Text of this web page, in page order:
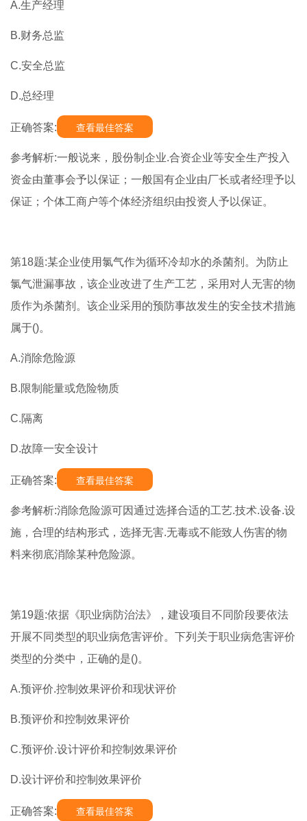
A.生产经理
B.财务总监
C.安全总监
D.总经理
正确答案: 查看最佳答案
参考解析:一般说来，股份制企业.合资企业等安全生产投入
资金由董事会予以保证；一般国有企业由厂长或者经理予以
保证；个体工商户等个体经济组织由投资人予以保证。
第18题:某企业使用氯气作为循环冷却水的杀菌剂。为防止
氯气泄漏事故，该企业改进了生产工艺，采用对人无害的物
质作为杀菌剂。该企业采用的预防事故发生的安全技术措施
属于()。
A.消除危险源
B.限制能量或危险物质
C.隔离
D.故障一安全设计
正确答案: 查看最佳答案
参考解析:消除危险源可因通过选择合适的工艺.技术.设备.设
施，合理的结构形式，选择无害.无毒或不能致人伤害的物
料来彻底消除某种危险源。
第19题:依据《职业病防治法》，建设项目不同阶段要依法
开展不同类型的职业病危害评价。下列关于职业病危害评价
类型的分类中，正确的是()。
A.预评价.控制效果评价和现状评价
B.预评价和控制效果评价
C.预评价.设计评价和控制效果评价
D.设计评价和控制效果评价
正确答案: 查看最佳答案